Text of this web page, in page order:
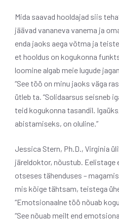
Mida saavad hooldajad siis
jäävad vananeva vanema ja
enda jaoks aega võtma ja
et hooldus on kogukonna
loomine algab meie lugude
“See töö on minu jaoks väga
ütleb ta. “Solidaarsus seisneb
teid kogukonna tasandil.
abistamiseks, on oluline.”
Jessica Stern, Ph.D., Virginia
järeldoktor, nõustub. Eelistage
otseses tähenduses –
mis kõige tähtsam, teistega
“Emotsionaalne töö nõuab
“See nõuab meilt end